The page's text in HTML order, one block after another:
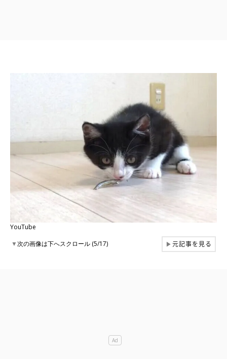
YouTube
▼次の画像は下へスクロール (5/17) ▶元記事を見る